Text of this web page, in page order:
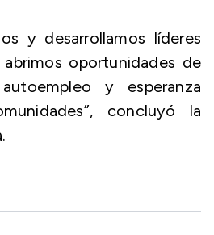
y desarrollamos líderes
oportunidades de
y esperanza
concluyó la